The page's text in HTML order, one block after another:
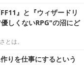
』と『ウィザードリ
しくないRPG"の沼にど
とは。
りを仕事にするという